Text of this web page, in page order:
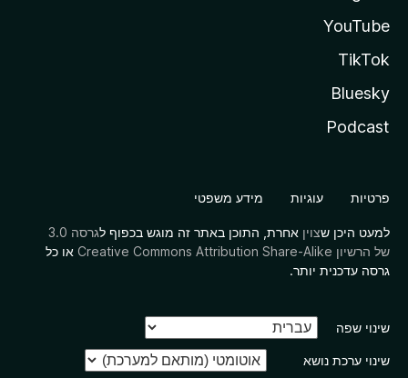
YouTube
TikTok
Bluesky
Podcast
פרטיות עוגיות מידע משפטי
למעט היכן שצוין אחרת, התוכן באתר זה מוגש בכפוף ל
גרסה 3.0
של הרשיון Creative Commons Attribution Share-Alike
או כל
גרסה עדכנית יותר.
שינוי שפה
שינוי ערכת נושא